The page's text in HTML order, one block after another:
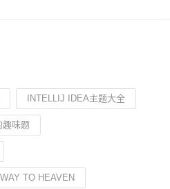
INTELLIJ IDEA主题大全
趣味题
TO HEAVEN